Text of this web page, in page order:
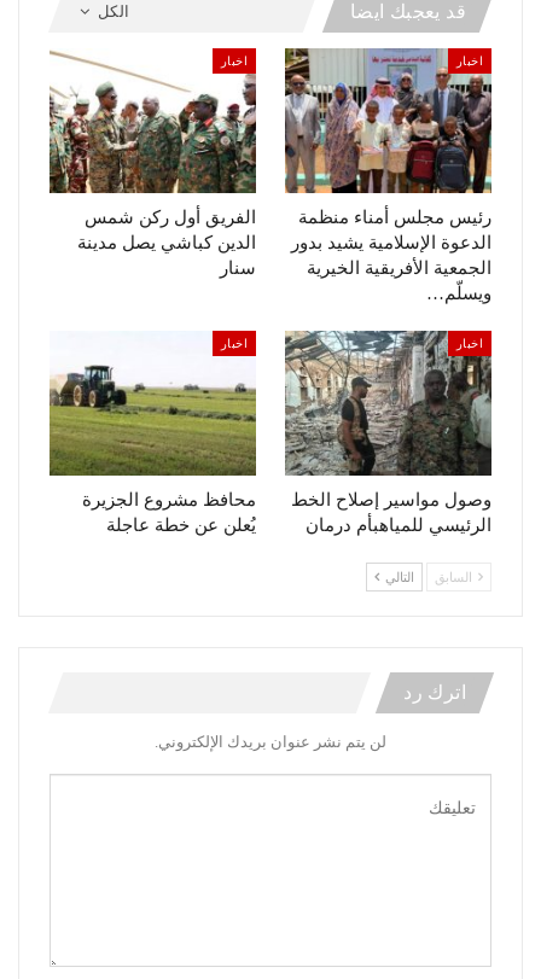
الكل قد يعجبك ايضا
اخبار
رئيس مجلس أمناء منظمة
الدعوة الإسلامية يشيد بدور
الجمعية الأفريقية الخيرية
ويسلّم…
اخبار
الفريق أول ركن شمس
الدين كباشي يصل مدينة
سنار
اخبار
وصول مواسير إصلاح الخط
الرئيسي للمياهبأم درمان
اخبار
محافظ مشروع الجزيرة
يُعلن عن خطة عاجلة
السابق التالي
اترك رد
لن يتم نشر عنوان بريدك الإلكتروني.